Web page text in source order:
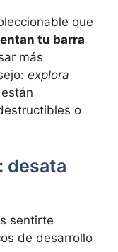
que
tu barra
más
explora
o
desata
sentirte
de desarrollo